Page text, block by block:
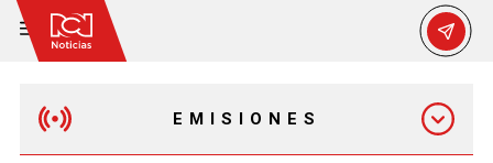
EMISIONES